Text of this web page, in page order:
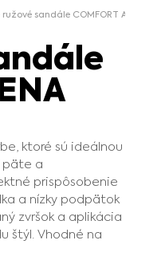
sandále COMFORT ASPENA
ktoré sú ideálnou
päte a
prispôsobenie
a nízky podpätok
zvršok a aplikácia
štýl. Vhodné na